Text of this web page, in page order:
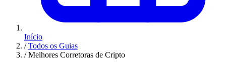
Início
/ Todos os Guias
/ Melhores Corretoras de Cripto